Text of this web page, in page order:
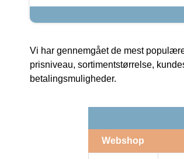
Vi har gennemgået de mest
prisniveau, sortimentstørrelse,
betalingsmuligheder.
Webshop